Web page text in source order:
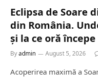
Eclipsa de Soare
din România.
și la ce oră începe
Byadmin August 5, 2026
Acoperirea maximă a